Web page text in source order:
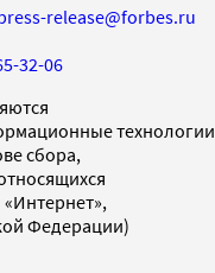
release@forbes.ru
32-06
технологии
сбора,
Федерации)